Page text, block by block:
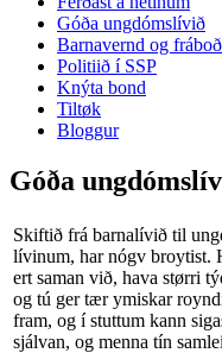
Góða ungdómslívið
Barnavernd og
Politiið í SSP
Knýta bond
Tiltøk
Bloggur
Góða
Skiftið frá barnalívið til
lívinum, har nógv broytist.
ert saman við, hava størri
og tú ger tær ymiskar
fram, og í stuttum kann
sjálvan, og menna tín